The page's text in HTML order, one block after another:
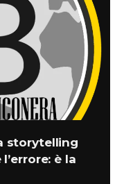
storytelling
è la